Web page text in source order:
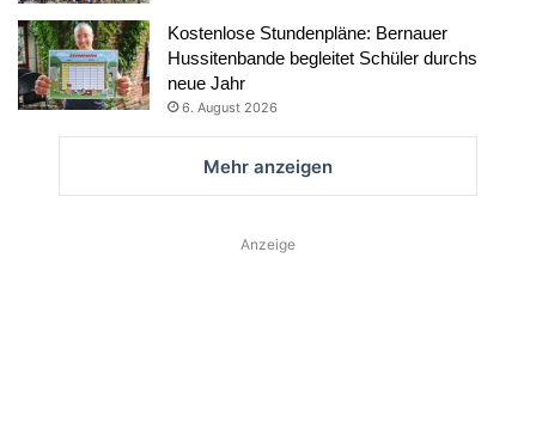
Kostenlose Stundenpläne: Bernauer
Hussitenbande begleitet Schüler durchs
neue Jahr
6. August 2026
Mehr anzeigen
Anzeige